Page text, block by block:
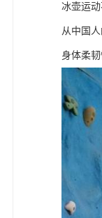
冰壶运
从中国
身体柔